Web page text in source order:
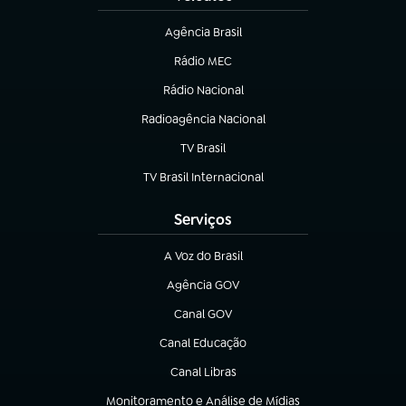
Agência Brasil
(abre em nova aba)
Rádio MEC
(abre em nova aba)
Rádio Nacional
Radioagência Nacional
(abre em nova aba)
TV Brasil
(abre em nova aba)
TV Brasil Internacional
(abre em nova aba)
Serviços
A Voz do Brasil
(abre em nova aba)
Agência GOV
(abre em nova aba)
Canal GOV
(abre em nova aba)
Canal Educação
(abre em nova aba)
Canal Libras
(abre em nova aba)
Monitoramento e Análise de Mídias